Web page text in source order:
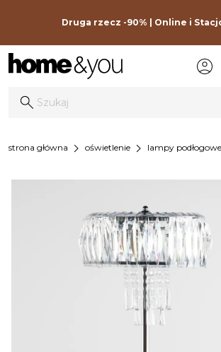
Druga rzecz -90% | Online i
strona główna chevron_right oświetlenie chevron_right lampy podłogowe